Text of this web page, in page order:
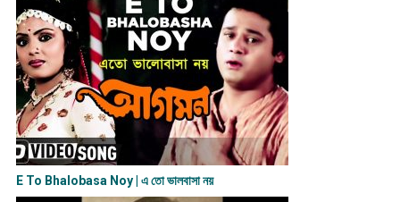
E To Bhalobasa Noy | এ তো ভালবাসা ন​য়